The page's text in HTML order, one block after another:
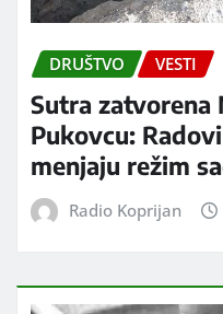
DRUŠTVO VESTI
Sutra zatvorena
Pukovcu:
menjaju režim
Radio Koprijan